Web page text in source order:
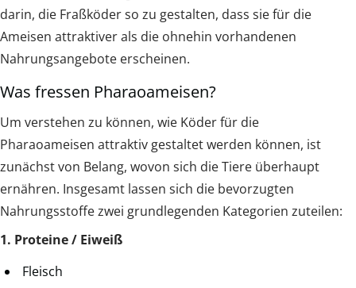
darin, die Fraßköder so zu gestalten, dass sie für die
Ameisen attraktiver als die ohnehin vorhandenen
Nahrungsangebote erscheinen.
Was fressen Pharaoameisen?
Um verstehen zu können, wie Köder für die
Pharaoameisen attraktiv gestaltet werden können, ist
zunächst von Belang, wovon sich die Tiere überhaupt
ernähren. Insgesamt lassen sich die bevorzugten
Nahrungsstoffe zwei grundlegenden Kategorien zuteilen:
1. Proteine / Eiweiß
Fleisch